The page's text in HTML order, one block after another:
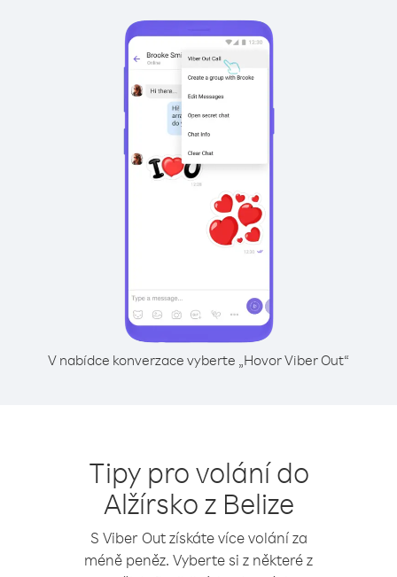
V nabídce konverzace vyberte „Hovor Viber Out“
Tipy pro volání do
Alžírsko z Belize
S Viber Out získáte více volání za
méně peněz. Vyberte si z některé z